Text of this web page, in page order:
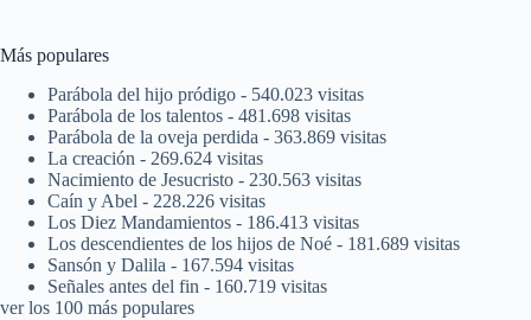
Más populares
Parábola del hijo pródigo - 540.023 visitas
Parábola de los talentos - 481.698 visitas
Parábola de la oveja perdida - 363.869 visitas
La creación - 269.624 visitas
Nacimiento de Jesucristo - 230.563 visitas
Caín y Abel - 228.226 visitas
Los Diez Mandamientos - 186.413 visitas
Los descendientes de los hijos de Noé - 181.689 visitas
Sansón y Dalila - 167.594 visitas
Señales antes del fin - 160.719 visitas
ver los 100 más populares